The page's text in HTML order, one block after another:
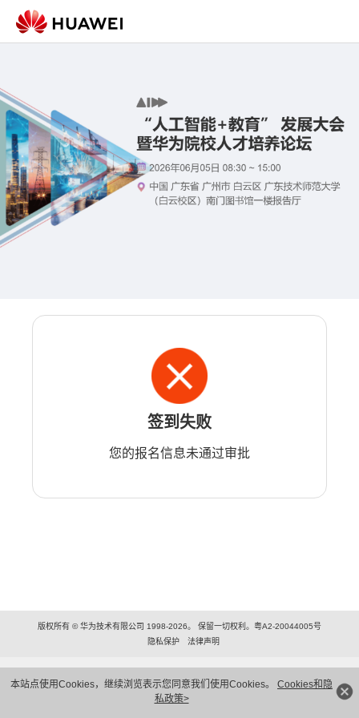
本站点使用Cookies，继续浏览表示您同意我们使用Cookies。 Cookies和隐
私政策>
签到失败
您的报名信息未通过审批
版权所有 © 华为技术有限公司 1998-2026。 保留一切权利。粤A2-20044005号
隐私保护
法律声明